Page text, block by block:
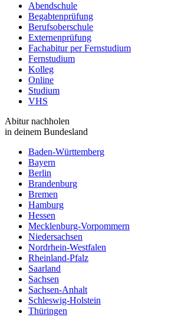
Abendschule
Begabtenprüfung
Berufsoberschule
Externenprüfung
Fachabitur per Fernstudium
Fernstudium
Kolleg
Online
Studium
VHS
Abitur nachholen
in deinem Bundesland
Baden-Württemberg
Bayern
Berlin
Brandenburg
Bremen
Hamburg
Hessen
Mecklenburg-Vorpommern
Niedersachsen
Nordrhein-Westfalen
Rheinland-Pfalz
Saarland
Sachsen
Sachsen-Anhalt
Schleswig-Holstein
Thüringen